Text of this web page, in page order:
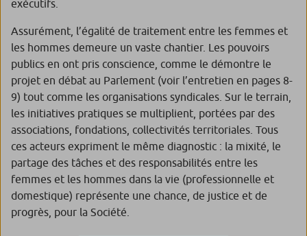
exécutifs.
Assurément, l’égalité de traitement entre les femmes et
les hommes demeure un vaste chantier. Les pouvoirs
publics en ont pris conscience, comme le démontre le
projet en débat au Parlement (voir l’entretien en pages 8-
9) tout comme les organisations syndicales. Sur le terrain,
les initiatives pratiques se multiplient, portées par des
associations, fondations, collectivités territoriales. Tous
ces acteurs expriment le même diagnostic : la mixité, le
partage des tâches et des responsabilités entre les
femmes et les hommes dans la vie (professionnelle et
domestique) représente une chance, de justice et de
progrès, pour la Société.